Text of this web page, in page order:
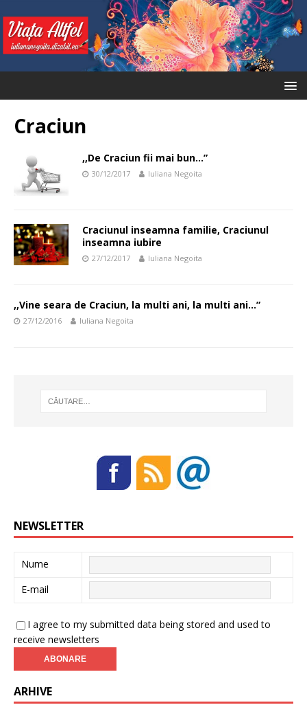
Craciun
,,De Craciun fii mai bun…”
30/12/2017 Iuliana Negoita
Craciunul inseamna familie, Craciunul
inseamna iubire
27/12/2017 Iuliana Negoita
,,Vine seara de Craciun, la multi ani, la multi ani…”
27/12/2016 Iuliana Negoita
NEWSLETTER
Nume
E-mail
I agree to my submitted data being stored and used to
receive newsletters
ARHIVE